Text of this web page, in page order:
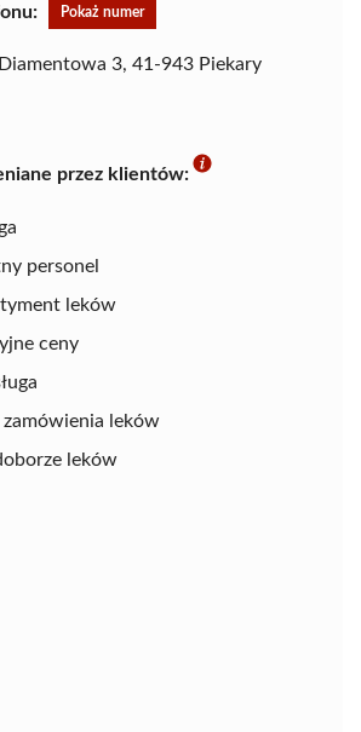
Pokaż numer
Diamentowa 3, 41-943 Piekary
przez klientów:
personel
leków
ceny
leków
leków